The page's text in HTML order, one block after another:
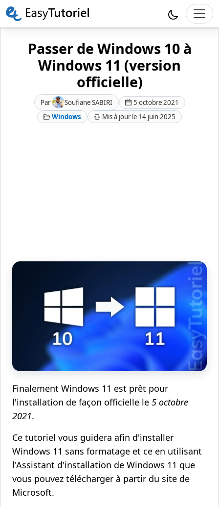
Passer de Windows 10 à
Windows 11 (version
officielle)
Par Soufiane SABIRI
5 octobre 2021
Windows
Mis à jour le 14 juin 2025
Finalement Windows 11 est prêt pour
l'installation de façon officielle le 5 octobre
2021.
Ce tutoriel vous guidera afin d'installer
Windows 11 sans formatage et ce en utilisant
l'Assistant d'installation de Windows 11 que
vous pouvez télécharger à partir du site de
Microsoft.